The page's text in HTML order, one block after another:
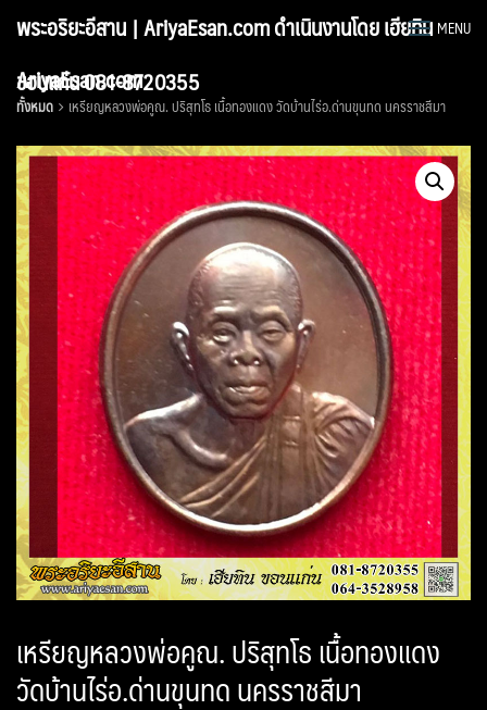
พระอริยะอีสาน | AriyaEsan.com ดำเนินงานโดย เฮียทิน
ขอนแก่น 081-8720355
MENU
AriyaEsan.com
ทั้งหมด เหรียญหลวงพ่อคูณ. ปริสุทโธ เนื้อทองแดง วัดบ้านไร่อ.ด่านขุนทด นครราชสีมา
เหรียญหลวงพ่อคูณ. ปริสุทโธ เนื้อทองแดง
วัดบ้านไร่อ.ด่านขุนทด นครราชสีมา